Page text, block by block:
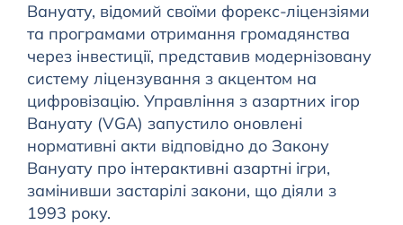
Вануату, відомий своїми форекс-ліцензіями
та програмами отримання громадянства
через інвестиції, представив модернізовану
систему ліцензування з акцентом на
цифровізацію. Управління з азартних ігор
Вануату (VGA) запустило оновлені
нормативні акти відповідно до Закону
Вануату про інтерактивні азартні ігри,
замінивши застарілі закони, що діяли з
1993 року.